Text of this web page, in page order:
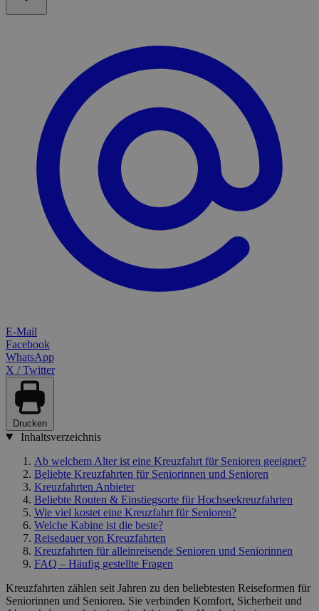
E-Mail
Facebook
WhatsApp
X / Twitter
Drucken
Inhaltsverzeichnis
Ab welchem Alter ist eine Kreuzfahrt für Senioren geeignet?
Beliebte Kreuzfahrten für Seniorinnen und Senioren
Kreuzfahrten Anbieter
Beliebte Routen & Einstiegsorte für Hochseekreuzfahrten
Wie viel kostet eine Kreuzfahrt für Senioren?
Welche Kabine ist die beste?
Reisedauer von Kreuzfahrten
Kreuzfahrten für alleinreisende Senioren und Seniorinnen
FAQ – Häufig gestellte Fragen
Kreuzfahrten zählen seit Jahren zu den beliebtesten Reiseformen für
Seniorinnen und Senioren. Sie verbinden Komfort, Sicherheit und